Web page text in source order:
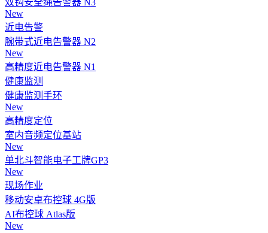
New
近电告警
腕带式近电告警器 N2
New
高精度近电告警器 N1
健康监测
健康监测手环
New
高精度定位
室内音频定位基站
New
单北斗智能电子工牌GP3
New
现场作业
移动安卓布控球 4G版
AI布控球 Atlas版
New